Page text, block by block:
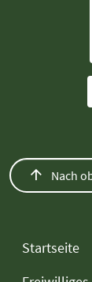
Startseite
Nach